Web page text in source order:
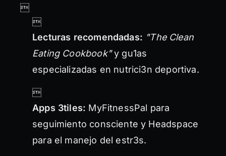


Lecturas recomendadas: "The Clean
Eating Cookbook"y gu1as
especializadas en nutrici3n deportiva.

Apps 3tiles: MyFitnessPal para
seguimiento consciente y Headspace
para el manejo del estr3s.